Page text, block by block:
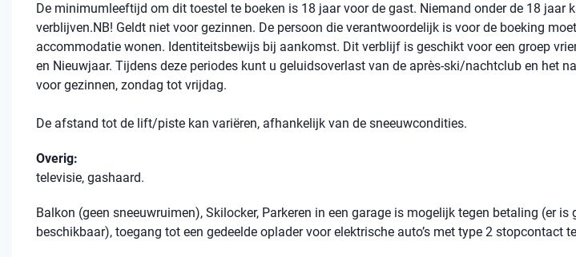
De minimumleeftijd om dit toestel te boeken is 18 jaar voor de gast. Niemand onder de 18 jaar
verblijven.NB! Geldt niet voor gezinnen. De persoon die verantwoordelijk is voor de boeking
accommodatie wonen. Identiteitsbewijs bij aankomst. Dit verblijf is geschikt voor een groep
en Nieuwjaar. Tijdens deze periodes kunt u geluidsoverlast van de après-ski/nachtclub en het
voor gezinnen, zondag tot vrijdag.
De afstand tot de lift/piste kan variëren, afhankelijk van de sneeuwcondities.
Overig:
televisie, gashaard.
Balkon (geen sneeuwruimen), Skilocker, Parkeren in een garage is mogelijk tegen betaling (er
beschikbaar), toegang tot een gedeelde oplader voor elektrische auto’s met type 2 stopcontact